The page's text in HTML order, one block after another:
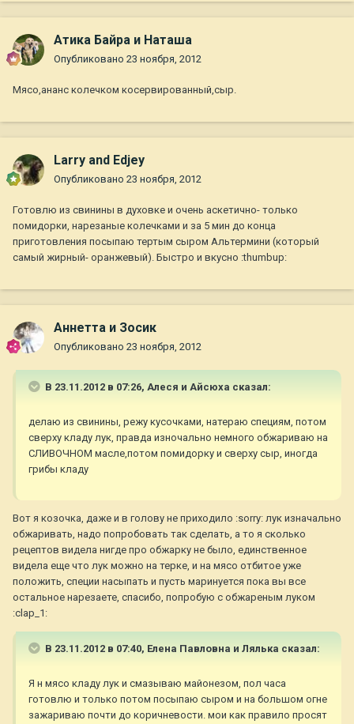
Атика Байра и Наташа
Опубликовано 23 ноября, 2012
Мясо,ананс колечком косервированный,сыр.
Larry and Edjey
Опубликовано 23 ноября, 2012
Готовлю из свинины в духовке и очень аскетично- только
помидорки, нарезаные колечками и за 5 мин до конца
приготовления посыпаю тертым сыром Альтермини (который
самый жирный- оранжевый). Быстро и вкусно :thumbup:
Аннетта и Зосик
Опубликовано 23 ноября, 2012
В 23.11.2012 в 07:26, Алеся и Айсюха сказал:
делаю из свинины, режу кусочками, натераю специям, потом
сверху кладу лук, правда изночально немного обжариваю на
СЛИВОЧНОМ масле,потом помидорку и сверху сыр, иногда
грибы кладу
Вот я козочка, даже и в голову не приходило :sorry: лук изначально
обжаривать, надо попробовать так сделать, а то я сколько
рецептов видела нигде про обжарку не было, единственное
видела еще что лук можно на терке, и на мясо отбитое уже
положить, специи насыпать и пусть маринуется пока вы все
остальное нарезаете, спасибо, попробую с обжареным луком
:clap_1:
В 23.11.2012 в 07:40, Елена Павловна и Лялька сказал:
Я н мясо кладу лук и смазываю майонезом, пол часа
готовлю и только потом посыпаю сыром и на большом огне
зажариваю почти до коричневости. мои как правило просят